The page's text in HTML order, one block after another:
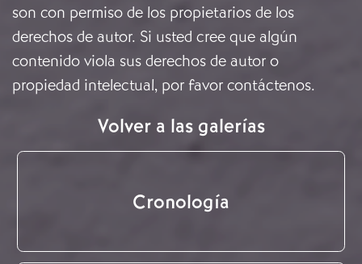
son con permiso de los propietarios de los
derechos de autor. Si usted cree que algún
contenido viola sus derechos de autor o
propiedad intelectual, por favor contáctenos.
Volver a las galerías
Cronología